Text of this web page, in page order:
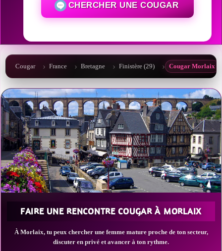
CHERCHER UNE COUGAR
Cougar France Bretagne Finistère (29) Cougar Morlaix
FAIRE UNE RENCONTRE COUGAR À MORLAIX
À Morlaix, tu peux chercher une femme mature proche de ton secteur,
discuter en privé et avancer à ton rythme.